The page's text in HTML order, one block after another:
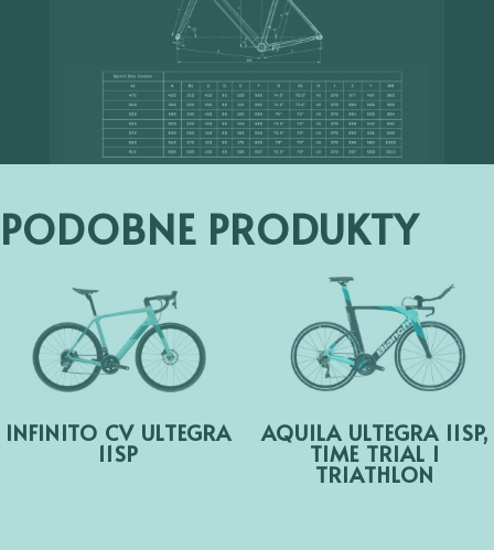
PODOBNE PRODUKTY
INFINITO CV ULTEGRA
11SP
AQUILA ULTEGRA 11SP,
TIME TRIAL I
TRIATHLON